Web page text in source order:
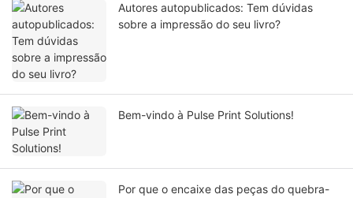
Autores autopublicados: Tem dúvidas
sobre a impressão do seu livro?
Bem-vindo à Pulse Print Solutions!
Por que o encaixe das peças do quebra-